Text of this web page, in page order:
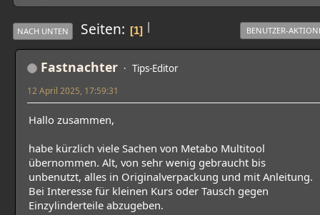
|
NACH UNTEN Seiten 1 BENUTZER-
Fastnachter Tips-Editor
12 April 2025, 17:59:31
Hallo zusammen,
habe kürzlich viele Sachen von Metabo Multitool
übernommen. Alt, von sehr wenig gebraucht bis
unbenutzt, alles in Originalverpackung und mit Anleitung.
Bei Interesse für kleinen Kurs oder Tausch gegen
Einzylinderteile abzugeben.